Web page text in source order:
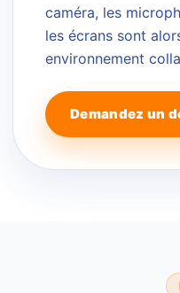
caméra, les
les écrans sont
environnement
Demandez un